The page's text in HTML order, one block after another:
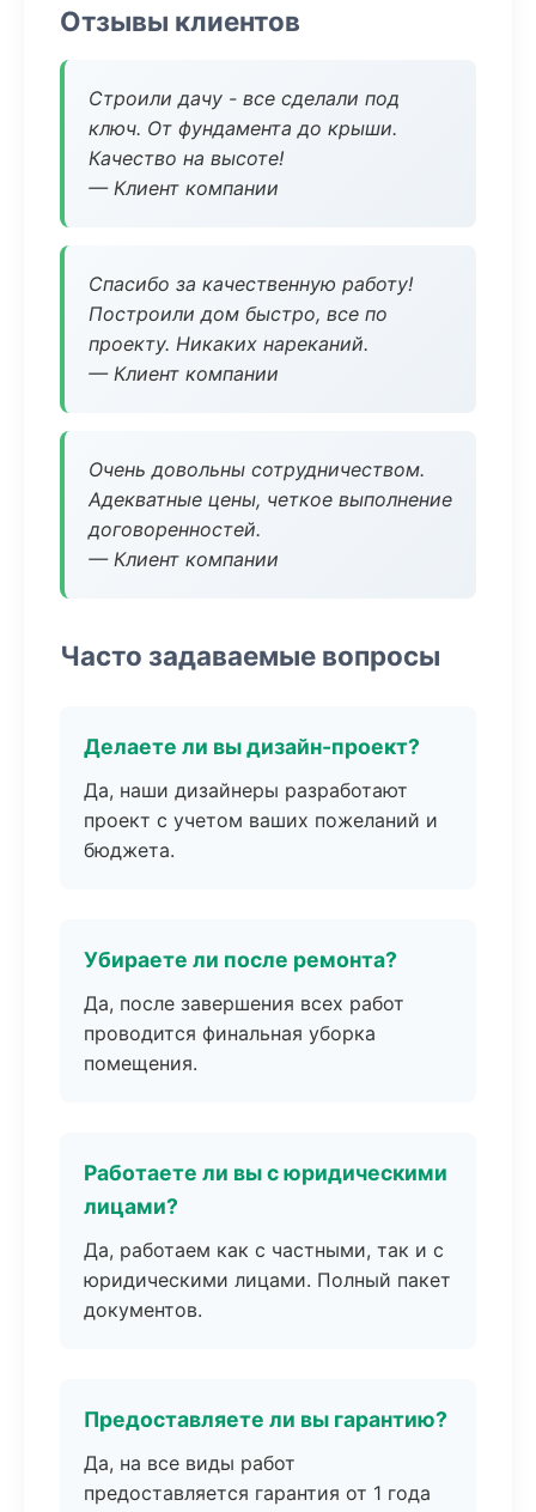
Отзывы клиентов
Строили дачу - все сделали под
ключ. От фундамента до крыши.
Качество на высоте!
— Клиент компании
Спасибо за качественную работу!
Построили дом быстро, все по
проекту. Никаких нареканий.
— Клиент компании
Очень довольны сотрудничеством.
Адекватные цены, четкое выполнение
договоренностей.
— Клиент компании
Часто задаваемые вопросы
Делаете ли вы дизайн-проект?
Да, наши дизайнеры разработают
проект с учетом ваших пожеланий и
бюджета.
Убираете ли после ремонта?
Да, после завершения всех работ
проводится финальная уборка
помещения.
Работаете ли вы с юридическими
лицами?
Да, работаем как с частными, так и с
юридическими лицами. Полный пакет
документов.
Предоставляете ли вы гарантию?
Да, на все виды работ
предоставляется гарантия от 1 года